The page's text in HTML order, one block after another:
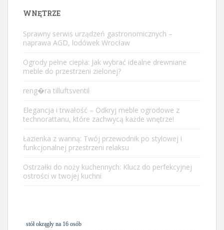
WNĘTRZE
Sprawny serwis urządzeń gastronomicznych –
naprawa AGD, lodówek Wrocław
Ogrody pełne ciepła: Jak wybrać idealne drewniane
meble do przestrzeni zielonej?
reng�ra tilluftsventil
Elegancja i trwałość – Odkryj meble ogrodowe z
technorattanu, które zachwycą każde wnętrze!
Łazienka z wanną: Twój przewodnik po stylowej i
funkcjonalnej przestrzeni relaksu
Ostrzałki do noży kuchennych: Klucz do perfekcyjnej
ostrości w twojej kuchni
stół okrągły na 16 osób